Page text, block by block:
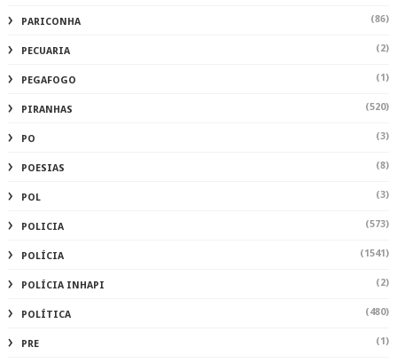
PARICONHA (86)
PECUARIA (2)
PEGAFOGO (1)
PIRANHAS (520)
PO (3)
POESIAS (8)
POL (3)
POLICIA (573)
POLÍCIA (1541)
POLÍCIA INHAPI (2)
POLÍTICA (480)
PRE (1)